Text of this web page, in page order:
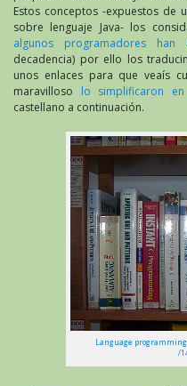
Estos conceptos -expuestos de
sobre lenguaje Java- los
algunos programadores han
decadencia) por ello los
unos enlaces para que veaís
maravilloso lo simplificaron
castellano a continuación.
Language programming
/